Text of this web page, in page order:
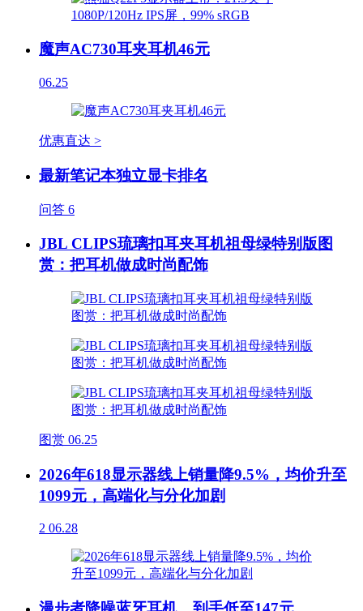
魔声AC730耳夹耳机46元
06.25
优惠直达 >
最新笔记本独立显卡排名
问答 6
JBL CLIPS琉璃扣耳夹耳机祖母绿特别版图
赏：把耳机做成时尚配饰
图赏 06.25
2026年618显示器线上销量降9.5%，均价升至
1099元，高端化与分化加剧
2 06.28